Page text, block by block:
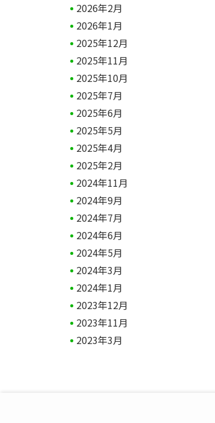
2026年2月
2026年1月
2025年12月
2025年11月
2025年10月
2025年7月
2025年6月
2025年5月
2025年4月
2025年2月
2024年11月
2024年9月
2024年7月
2024年6月
2024年5月
2024年3月
2024年1月
2023年12月
2023年11月
2023年3月